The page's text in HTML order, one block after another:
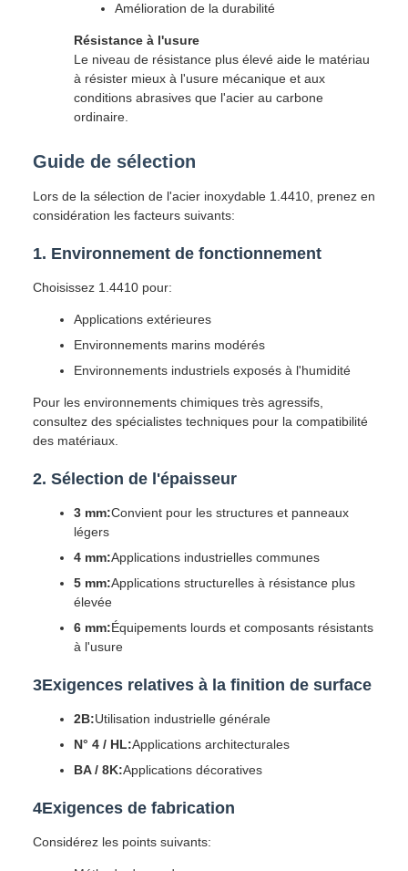
Amélioration de la durabilité
Résistance à l'usure
Le niveau de résistance plus élevé aide le matériau
à résister mieux à l'usure mécanique et aux
conditions abrasives que l'acier au carbone
ordinaire.
Guide de sélection
Lors de la sélection de l'acier inoxydable 1.4410, prenez en
considération les facteurs suivants:
1. Environnement de fonctionnement
Choisissez 1.4410 pour:
Applications extérieures
Environnements marins modérés
Environnements industriels exposés à l'humidité
Pour les environnements chimiques très agressifs,
consultez des spécialistes techniques pour la compatibilité
des matériaux.
2. Sélection de l'épaisseur
3 mm:Convient pour les structures et panneaux
légers
4 mm:Applications industrielles communes
5 mm:Applications structurelles à résistance plus
élevée
6 mm:Équipements lourds et composants résistants
à l'usure
3Exigences relatives à la finition de surface
2B:Utilisation industrielle générale
N° 4 / HL:Applications architecturales
BA / 8K:Applications décoratives
4Exigences de fabrication
Considérez les points suivants: